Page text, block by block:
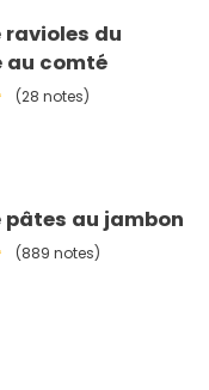
ravioles du
au comté
(28 notes)
pâtes au jambon
(889 notes)